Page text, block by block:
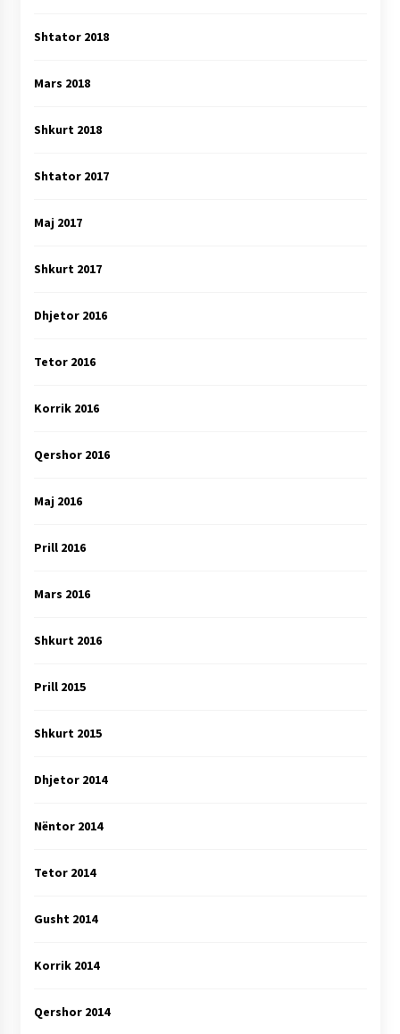
Shtator 2018
Mars 2018
Shkurt 2018
Shtator 2017
Maj 2017
Shkurt 2017
Dhjetor 2016
Tetor 2016
Korrik 2016
Qershor 2016
Maj 2016
Prill 2016
Mars 2016
Shkurt 2016
Prill 2015
Shkurt 2015
Dhjetor 2014
Nëntor 2014
Tetor 2014
Gusht 2014
Korrik 2014
Qershor 2014